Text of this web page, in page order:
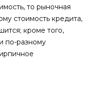
то рыночная
стоимость кредита,
кроме того,
по-разному